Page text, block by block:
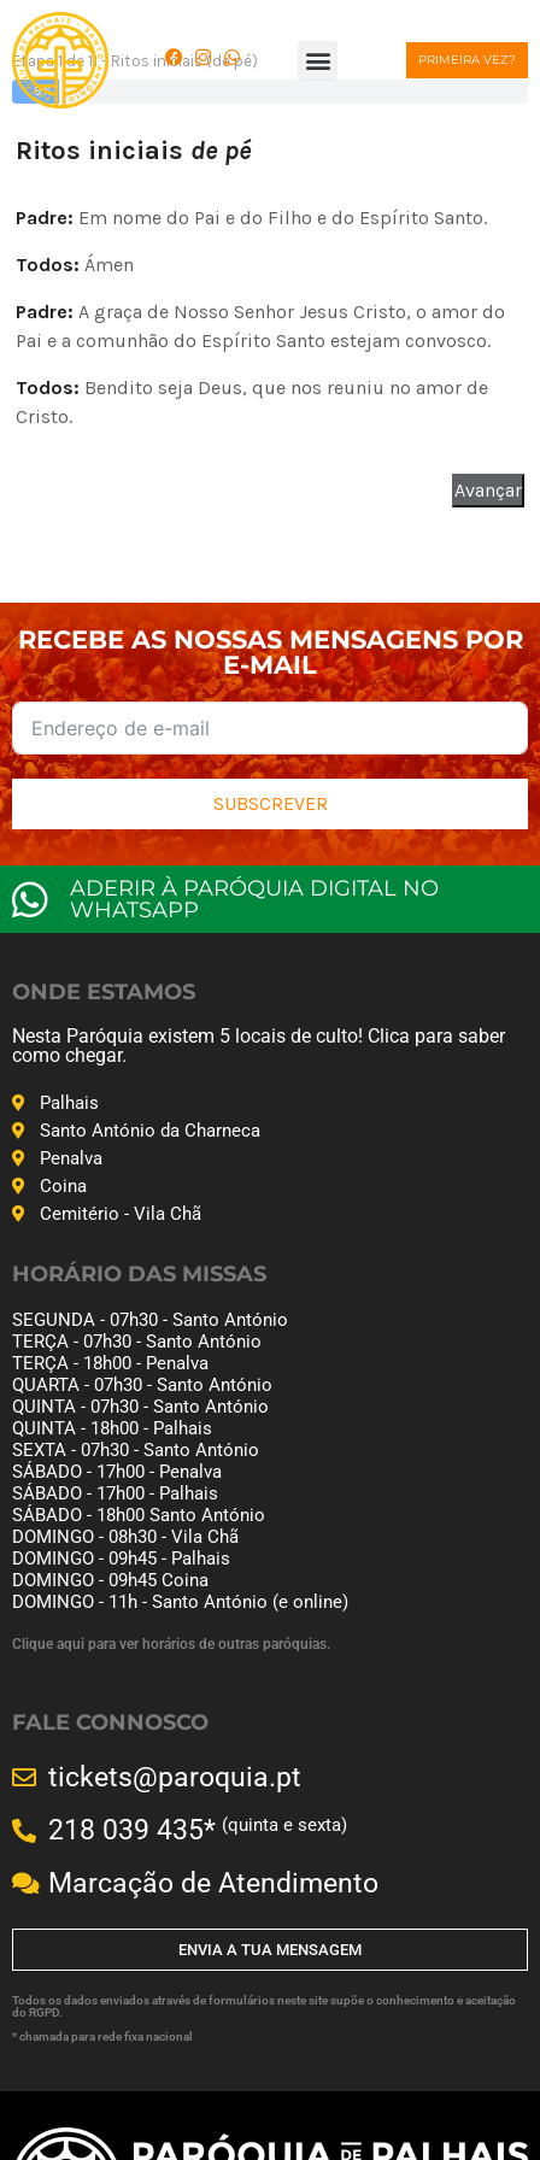
PRIMEIRA VEZ?
Etapa 1 de 11 - Ritos iniciais (de pé)
9%
Ritos iniciais de pé
Padre: Em nome do Pai e do Filho e do Espírito Santo.
Todos: Ámen
Padre: A graça de Nosso Senhor Jesus Cristo, o amor do
Pai e a comunhão do Espírito Santo estejam convosco.
Todos: Bendito seja Deus, que nos reuniu no amor de
Cristo.
Avançar
RECEBE AS NOSSAS MENSAGENS POR
E-MAIL
SUBSCREVER
ADERIR À PARÓQUIA DIGITAL NO
WHATSAPP
ONDE ESTAMOS
Nesta Paróquia existem 5 locais de culto! Clica para saber
como chegar.
Palhais
Santo António da Charneca
Penalva
Coina
Cemitério - Vila Chã
HORÁRIO DAS MISSAS
SEGUNDA - 07h30 - Santo António
TERÇA - 07h30 - Santo António
TERÇA - 18h00 - Penalva
QUARTA - 07h30 - Santo António
QUINTA - 07h30 - Santo António
QUINTA - 18h00 - Palhais
SEXTA - 07h30 - Santo António
SÁBADO - 17h00 - Penalva
SÁBADO - 17h00 - Palhais
SÁBADO - 18h00 Santo António
DOMINGO - 08h30 - Vila Chã
DOMINGO - 09h45 - Palhais
DOMINGO - 09h45 Coina
DOMINGO - 11h - Santo António (e online)
Clique aqui para ver horários de outras paróquias.
FALE CONNOSCO
tickets@paroquia.pt
218 039 435* (quinta e sexta)
Marcação de Atendimento
ENVIA A TUA MENSAGEM
Todos os dados enviados através de formulários neste site supõe o conhecimento e aceitação
do RGPD.
* chamada para rede fixa nacional